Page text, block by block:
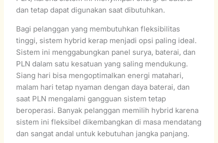
dan tetap dapat digunakan saat dibutuhkan.
Bagi pelanggan yang membutuhkan fleksibilitas
tinggi, sistem hybrid kerap menjadi opsi paling ideal.
Sistem ini menggabungkan panel surya, baterai, dan
PLN dalam satu kesatuan yang saling mendukung.
Siang hari bisa mengoptimalkan energi matahari,
malam hari tetap nyaman dengan daya baterai, dan
saat PLN mengalami gangguan sistem tetap
beroperasi. Banyak pelanggan memilih hybrid karena
sistem ini fleksibel dikembangkan di masa mendatang
dan sangat andal untuk kebutuhan jangka panjang.